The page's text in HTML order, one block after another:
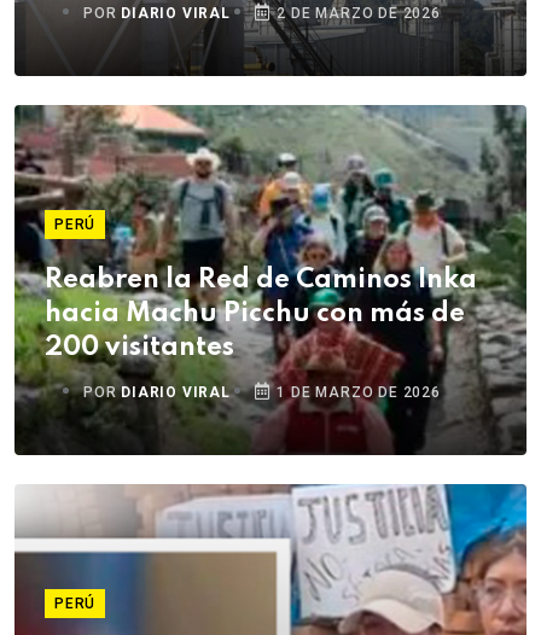
POR DIARIO VIRAL 2 DE MARZO DE 2026
PERÚ
Reabren la Red de Caminos Inka
hacia Machu Picchu con más de
200 visitantes
PORDIARIO VIRAL 1 DE MARZO DE 2026
PERÚ